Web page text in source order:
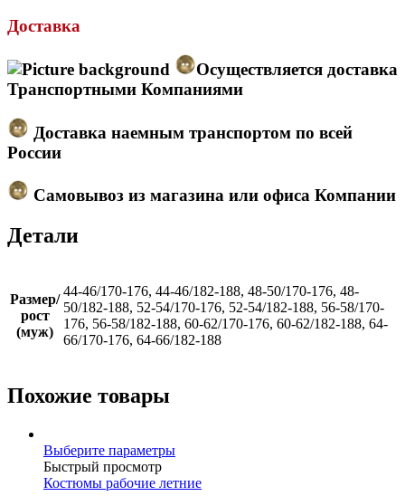
Доставка
Осуществляется доставка
Транспортными Компаниями
Доставка наемным транспортом по всей
России
Самовывоз из магазина или офиса Компании
Детали
Размер/
рост
(муж)
44-46/170-176, 44-46/182-188, 48-50/170-176, 48-
50/182-188, 52-54/170-176, 52-54/182-188, 56-58/170-
176, 56-58/182-188, 60-62/170-176, 60-62/182-188, 64-
66/170-176, 64-66/182-188
Похожие товары
Выберите параметрыЭтот
имеет
Быстрый просмотр
Костюмы рабочие летние